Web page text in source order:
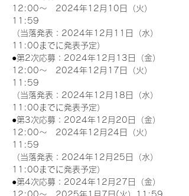
12:00～　2024年12月10日（火）
11:59
（当落発表：2024年12月11日（水）
11:00までに発表予定）
●第2次応募：2024年12月13日（金）
12:00～　2024年12月17日（火）
11:59
（当落発表：2024年12月18日（水）
11:00までに発表予定）
●第3次応募：2024年12月20日（金）
12:00～　2024年12月24日（火）
11:59
（当落発表：2024年12月25日（水）
11:00までに発表予定）
●第4次応募：2024年12月27日（金）
12:00～　2025年1月7日(火）11:59